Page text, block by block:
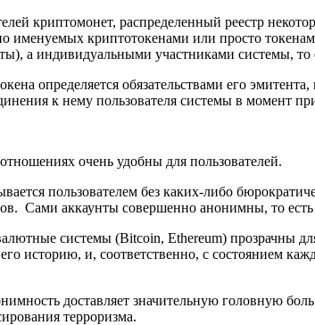
криптомонет, распределенный реестр
именуемых криптотокенами или просто
а индивидуальными участниками системы,
определяется обязательствами его
к нему пользователя системы в момент
очень удобны для пользователей.
пользователем без каких-либо
Сами аккаунты совершенно анонимны, то
системы (Bitcoin, Ethereum) прозрачны
историю, и, соответственно, с состоянием
доставляет значительную головную
терроризма.